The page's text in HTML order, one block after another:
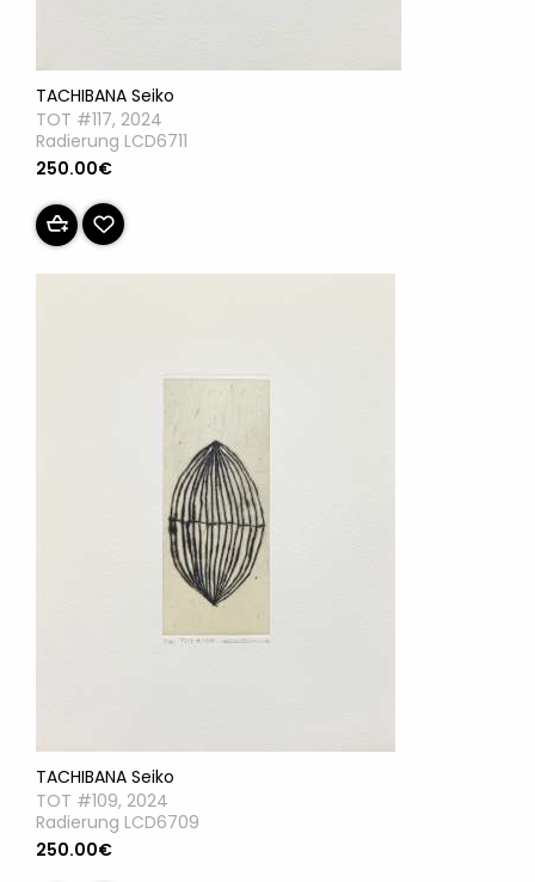
TACHIBANA Seiko
TOT #117, 2024
Radierung LCD6711
250.00€
TACHIBANA Seiko
TOT #109, 2024
Radierung LCD6709
250.00€